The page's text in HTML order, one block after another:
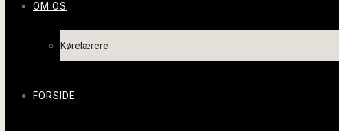
OM OS
Kørelærere
FORSIDE